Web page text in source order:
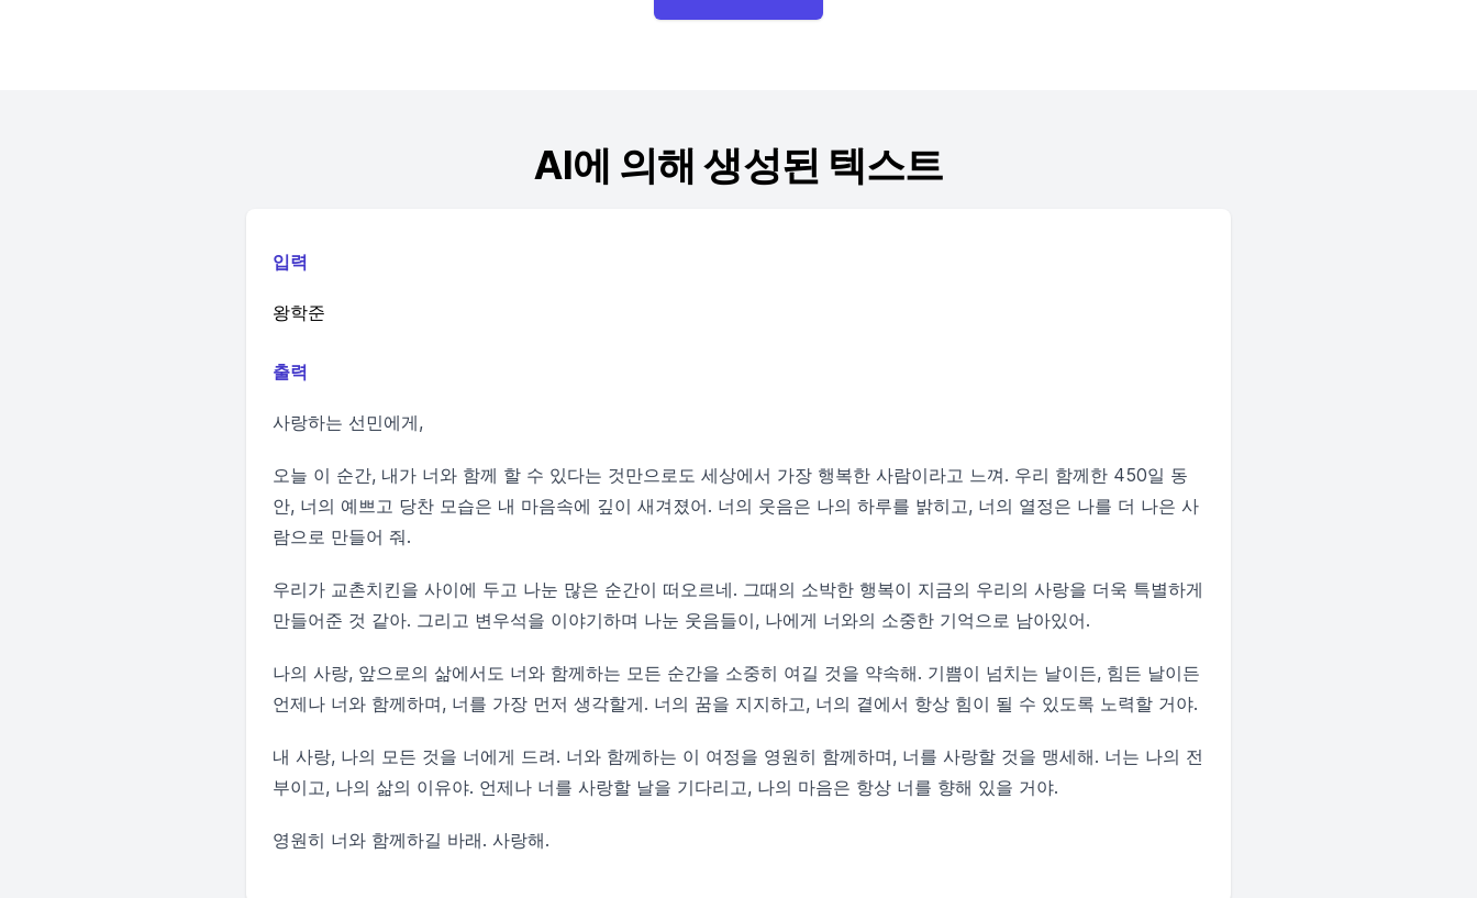
AI에 의해 생성된 텍스트
입력
왕학준
출력
사랑하는 선민에게,
오늘 이 순간, 내가 너와 함께 할 수 있다는 것만으로도 세상에서 가장 행복한 사람이라고 느껴. 우리 함께한 450일 동
안, 너의 예쁘고 당찬 모습은 내 마음속에 깊이 새겨졌어. 너의 웃음은 나의 하루를 밝히고, 너의 열정은 나를 더 나은 사
람으로 만들어 줘.
우리가 교촌치킨을 사이에 두고 나눈 많은 순간이 떠오르네. 그때의 소박한 행복이 지금의 우리의 사랑을 더욱 특별하게
만들어준 것 같아. 그리고 변우석을 이야기하며 나눈 웃음들이, 나에게 너와의 소중한 기억으로 남아있어.
나의 사랑, 앞으로의 삶에서도 너와 함께하는 모든 순간을 소중히 여길 것을 약속해. 기쁨이 넘치는 날이든, 힘든 날이든
언제나 너와 함께하며, 너를 가장 먼저 생각할게. 너의 꿈을 지지하고, 너의 곁에서 항상 힘이 될 수 있도록 노력할 거야.
내 사랑, 나의 모든 것을 너에게 드려. 너와 함께하는 이 여정을 영원히 함께하며, 너를 사랑할 것을 맹세해. 너는 나의 전
부이고, 나의 삶의 이유야. 언제나 너를 사랑할 날을 기다리고, 나의 마음은 항상 너를 향해 있을 거야.
영원히 너와 함께하길 바래. 사랑해.